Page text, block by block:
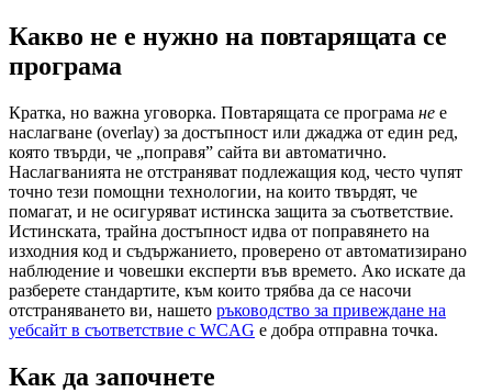
Какво не е нужно на повтарящата се
програма
Кратка, но важна уговорка. Повтарящата се програма не е
наслагване (overlay) за достъпност или джаджа от един ред,
която твърди, че „поправя” сайта ви автоматично.
Наслагванията не отстраняват подлежащия код, често чупят
точно тези помощни технологии, на които твърдят, че
помагат, и не осигуряват истинска защита за съответствие.
Истинската, трайна достъпност идва от поправянето на
изходния код и съдържанието, проверено от автоматизирано
наблюдение и човешки експерти във времето. Ако искате да
разберете стандартите, към които трябва да се насочи
отстраняването ви, нашето ръководство за привеждане на
уебсайт в съответствие с WCAG е добра отправна точка.
Как да започнете